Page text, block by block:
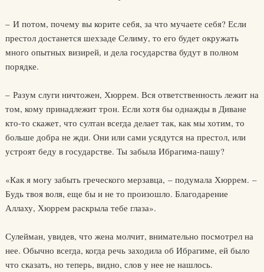
– И потом, почему вы корите себя, за что мучаете себя? Если
престол достанется шехзаде Селиму, то его будет окружать
много опытных визирей, и дела государства будут в полном
порядке.
– Разум слуги ничтожен, Хюррем. Вся ответственность лежит на
том, кому принадлежит трон. Если хотя бы однажды в Диване
кто-то скажет, что султан всегда делает так, как мы хотим, то
больше добра не жди. Они или сами усядутся на престол, или
устроят беду в государстве. Ты забыла Ибрагима-пашу?
«Как я могу забыть греческого мерзавца, – подумала Хюррем. –
Будь твоя воля, еще бы и не то произошло. Благодарение
Аллаху, Хюррем раскрыла тебе глаза».
Сулейман, увидев, что жена молчит, внимательно посмотрел на
нее. Обычно всегда, когда речь заходила об Ибрагиме, ей было
что сказать, но теперь, видно, слов у нее не нашлось.